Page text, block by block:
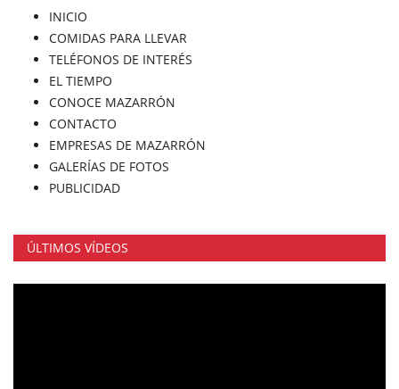
INICIO
COMIDAS PARA LLEVAR
TELÉFONOS DE INTERÉS
EL TIEMPO
CONOCE MAZARRÓN
CONTACTO
EMPRESAS DE MAZARRÓN
GALERÍAS DE FOTOS
PUBLICIDAD
ÚLTIMOS VÍDEOS